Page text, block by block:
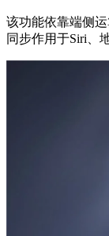
该功能依靠端侧运
同步作用于Siri、